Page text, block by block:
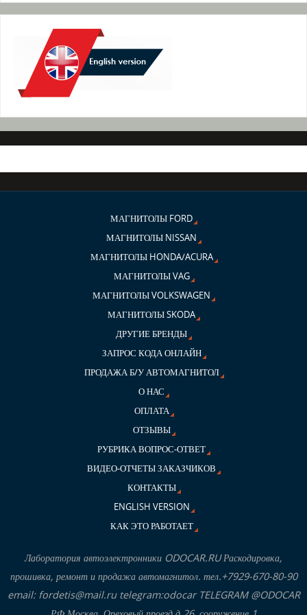
МАГНИТОЛЫ FORD
МАГНИТОЛЫ NISSAN
МАГНИТОЛЫ HONDA/ACURA
МАГНИТОЛЫ VAG
МАГНИТОЛЫ VOLKSWAGEN
МАГНИТОЛЫ SKODA
ДРУГИЕ БРЕНДЫ
ЗАПРОС КОДА ОНЛАЙН
ПРОДАЖА Б/У АВТОМАГНИТОЛ
О НАС
ОПЛАТА
ОТЗЫВЫ
РУБРИКА ВОПРОС-ОТВЕТ
ВИДЕО-ОТЧЕТЫ ЗАКАЗЧИКОВ
КОНТАКТЫ
ENGLISH VERSION
КАК ЭТО РАБОТАЕТ
Лаборатория автоэлектронники ODOCAR.RU Раскодировка,
прошивка, ремонт и продажа автомагнитол. тел.+7929-670-80-90
email: fordetis@mail.ru telegram:odocar TELEGRAM @ODOCAR